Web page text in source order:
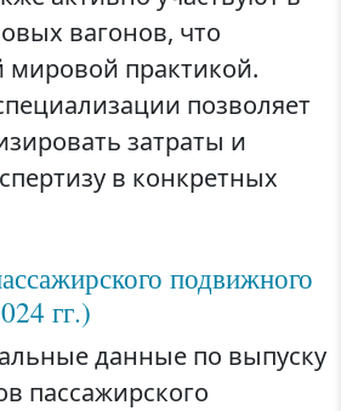
вагонов, что
мировой практикой.
позволяет
затраты и
в конкретных
подвижного
гг.)
данные по выпуску
пассажирского